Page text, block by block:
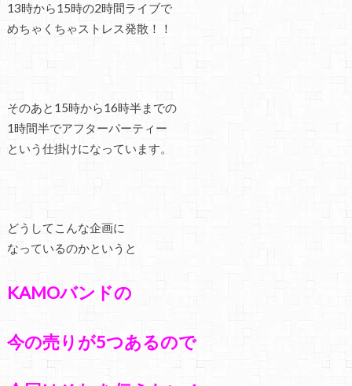
13時から15時の2時間ライブで
めちゃくちゃストレス発散！！
そのあと15時から16時半までの
1時間半でアフターパーティー
という仕掛けになっています。
どうしてこんな企画に
なっているのかというと
KAMOバンドの
今の売りが5つあるので